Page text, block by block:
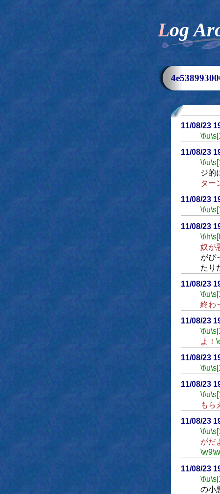
Log
11/08/23
\t\u
11/08/23
\t\u
ジ的
ター
11/08/23
\t\u
11/08/23
\t\h
奴が
がぴ
たり
11/08/23
\t\u
終わ
11/08/23
\t\u
よ！
11/08/23
\t\u
11/08/23
\t\u
もら
11/08/23
\t\u
がだ
\w9
11/08/23
\t\u
の小